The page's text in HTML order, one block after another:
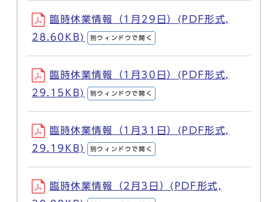
臨時休業情報（1月29日）(PDF形式,
28.60KB)
別ウィンドウで開く
臨時休業情報（1月30日）(PDF形式,
29.15KB)
別ウィンドウで開く
臨時休業情報（1月31日）(PDF形式,
29.19KB)
別ウィンドウで開く
臨時休業情報（2月3日）(PDF形式,